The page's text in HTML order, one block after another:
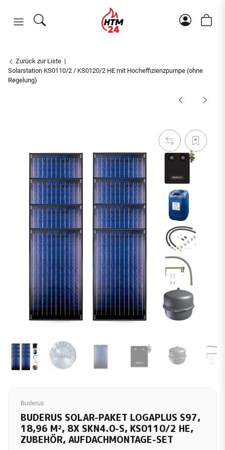
Zurück zur Liste
Solarstation KS0110/2 / KS0120/2 HE mit Hocheffizienzpumpe (ohne
Regelung)
Buderus
BUDERUS SOLAR-PAKET LOGAPLUS S97,
18,96 M², 8X SKN4.0-S, KS0110/2 HE,
ZUBEHÖR, AUFDACHMONTAGE-SET